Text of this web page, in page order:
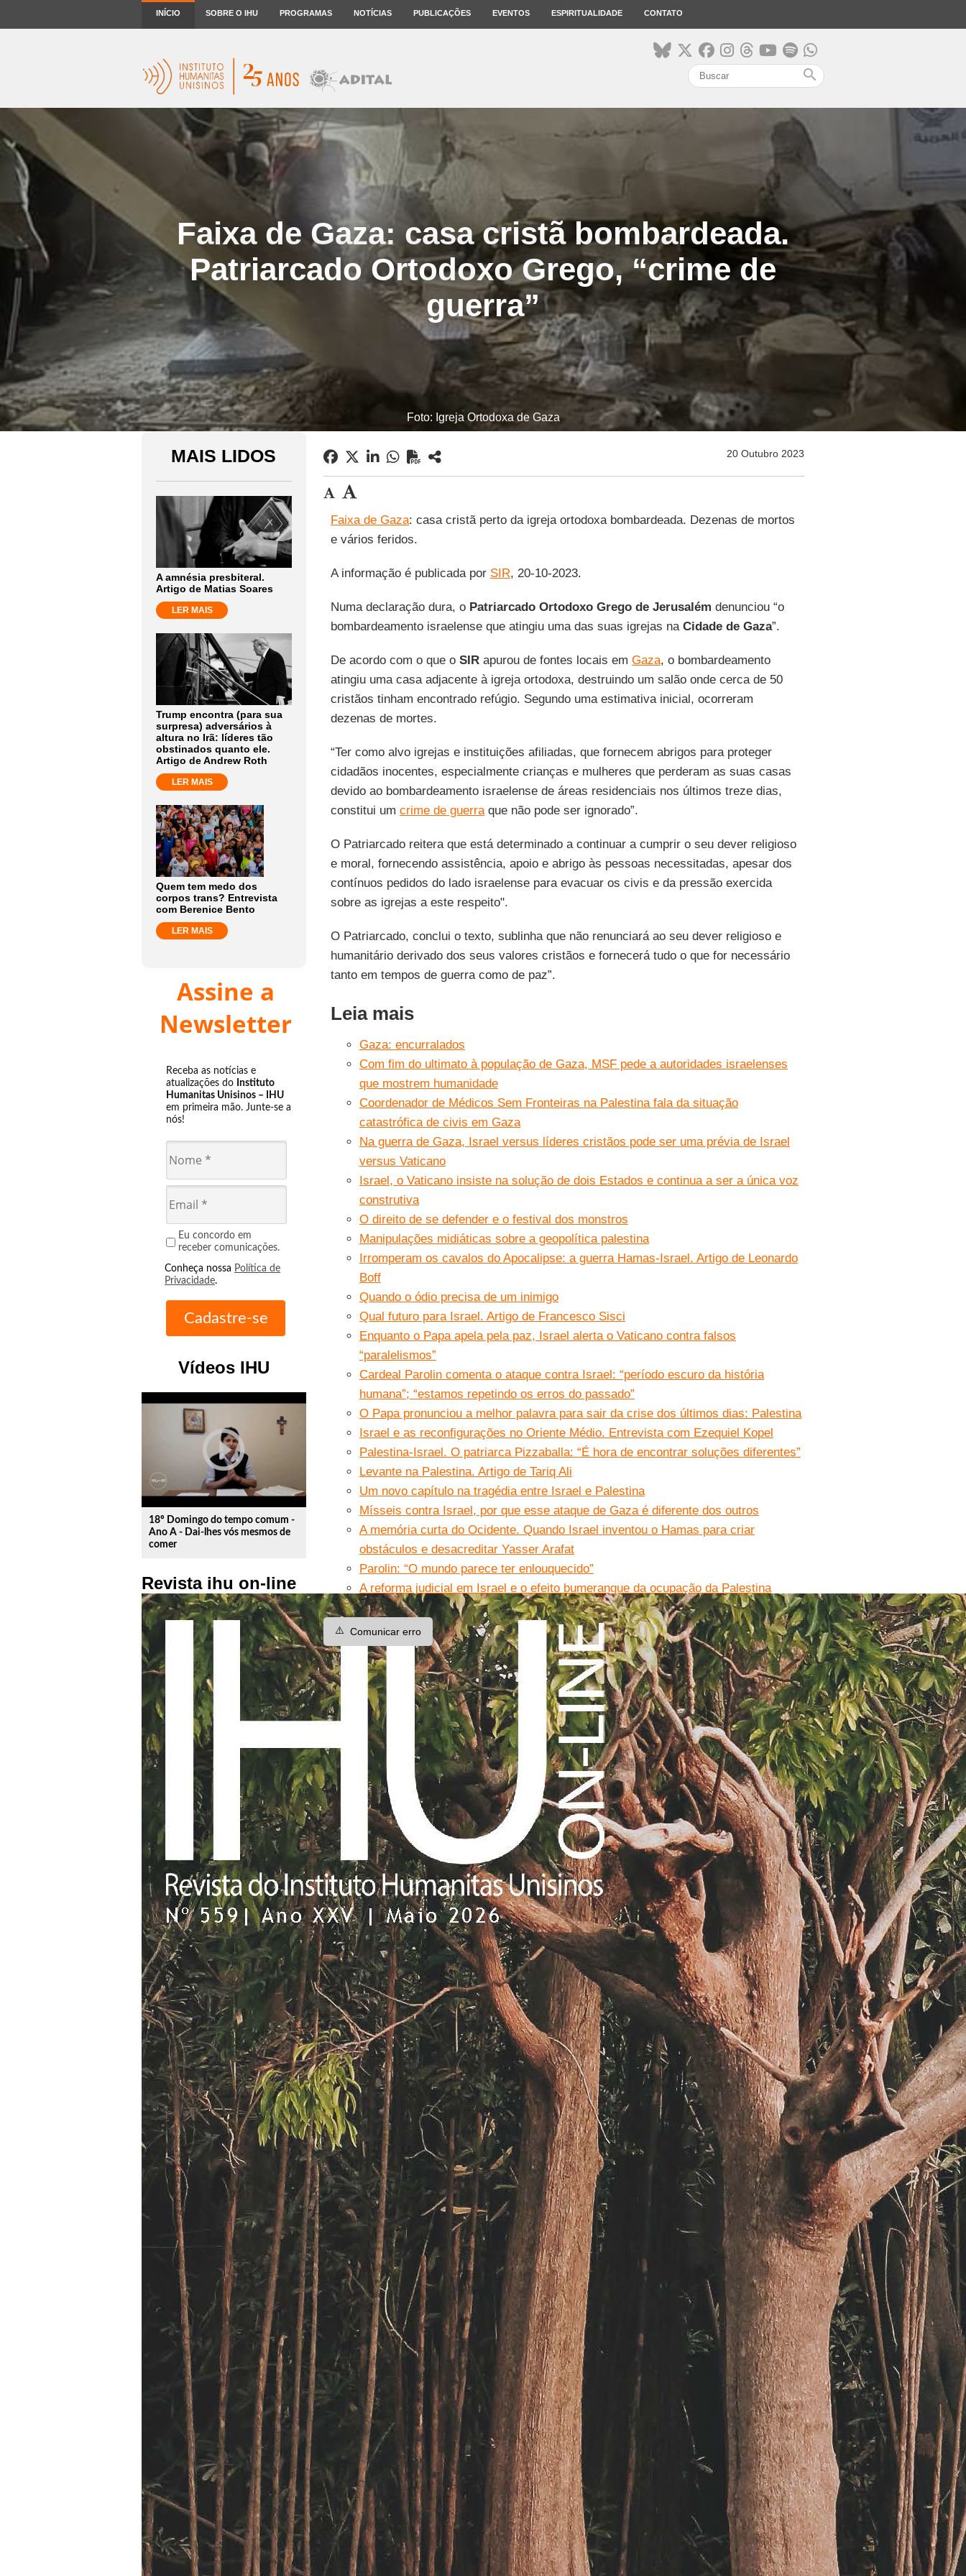
INÍCIO SOBRE O IHU PROGRAMAS NOTÍCIAS PUBLICAÇÕES EVENTOS ESPIRITUALIDADE CONTATO
search
Faixa de Gaza: casa cristã bombardeada.
Patriarcado Ortodoxo Grego, “crime de
guerra”
Foto: Igreja Ortodoxa de Gaza
MAIS LIDOS
A amnésia presbiteral.
Artigo de Matias Soares
LER MAIS
Trump encontra (para sua
surpresa) adversários à
altura no Irã: líderes tão
obstinados quanto ele.
Artigo de Andrew Roth
LER MAIS
Quem tem medo dos
corpos trans? Entrevista
com Berenice Bento
LER MAIS
Assine a
Newsletter
Receba as notícias e
atualizações do Instituto
Humanitas Unisinos – IHU
em primeira mão. Junte-se a
nós!
Eu concordo em
receber comunicações.
Conheça nossa Política de
Privacidade.
Vídeos IHU
play_circle_outline
18º Domingo do tempo comum -
Ano A - Dai-lhes vós mesmos de
comer
Revista ihu on-line
20 Outubro 2023
Faixa de Gaza: casa cristã perto da igreja ortodoxa bombardeada. Dezenas de mortos
e vários feridos.
A informação é publicada por SIR, 20-10-2023.
Numa declaração dura, o Patriarcado Ortodoxo Grego de Jerusalém denunciou “o
bombardeamento israelense que atingiu uma das suas igrejas na Cidade de Gaza”.
De acordo com o que o SIRapurou de fontes locais em Gaza, o bombardeamento
atingiu uma casa adjacente à igreja ortodoxa, destruindo um salão onde cerca de 50
cristãos tinham encontrado refúgio. Segundo uma estimativa inicial, ocorreram
dezenas de mortes.
“Ter como alvo igrejas e instituições afiliadas, que fornecem abrigos para proteger
cidadãos inocentes, especialmente crianças e mulheres que perderam as suas casas
devido ao bombardeamento israelense de áreas residenciais nos últimos treze dias,
constitui um crime de guerraque não pode ser ignorado”.
O Patriarcado reitera que está determinado a continuar a cumprir o seu dever religioso
e moral, fornecendo assistência, apoio e abrigo às pessoas necessitadas, apesar dos
contínuos pedidos do lado israelense para evacuar os civis e da pressão exercida
sobre as igrejas a este respeito".
O Patriarcado, conclui o texto, sublinha que não renunciará ao seu dever religioso e
humanitário derivado dos seus valores cristãos e fornecerá tudo o que for necessário
tanto em tempos de guerra como de paz”.
Leia mais
Gaza: encurralados
Com fim do ultimato à população de Gaza, MSF pede a autoridades israelenses
que mostrem humanidade
Coordenador de Médicos Sem Fronteiras na Palestina fala da situação
catastrófica de civis em Gaza
Na guerra de Gaza, Israel versus líderes cristãos pode ser uma prévia de Israel
versus Vaticano
Israel, o Vaticano insiste na solução de dois Estados e continua a ser a única voz
construtiva
O direito de se defender e o festival dos monstros
Manipulações midiáticas sobre a geopolítica palestina
Irromperam os cavalos do Apocalipse: a guerra Hamas-Israel. Artigo de Leonardo
Boff
Quando o ódio precisa de um inimigo
Qual futuro para Israel. Artigo de Francesco Sisci
Enquanto o Papa apela pela paz, Israel alerta o Vaticano contra falsos
“paralelismos”
Cardeal Parolin comenta o ataque contra Israel: “período escuro da história
humana”; “estamos repetindo os erros do passado”
O Papa pronunciou a melhor palavra para sair da crise dos últimos dias: Palestina
Israel e as reconfigurações no Oriente Médio. Entrevista com Ezequiel Kopel
Palestina-Israel. O patriarca Pizzaballa: “É hora de encontrar soluções diferentes”
Levante na Palestina. Artigo de Tariq Ali
Um novo capítulo na tragédia entre Israel e Palestina
Mísseis contra Israel, por que esse ataque de Gaza é diferente dos outros
A memória curta do Ocidente. Quando Israel inventou o Hamas para criar
obstáculos e desacreditar Yasser Arafat
Parolin: “O mundo parece ter enlouquecido”
A reforma judicial em Israel e o efeito bumerangue da ocupação da Palestina
⚠️ Comunicar erro